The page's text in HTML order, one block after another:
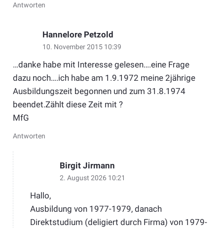
Antworten
Hannelore Petzold
10. November 2015 10:39
…danke habe mit Interesse gelesen….eine Frage
dazu noch….ich habe am 1.9.1972 meine 2jährige
Ausbildungszeit begonnen und zum 31.8.1974
beendet.Zählt diese Zeit mit ?
MfG
Antworten
Birgit Jirmann
2. August 2026 10:21
Hallo,
Ausbildung von 1977-1979, danach
Direktstudium (deligiert durch Firma) von 1979-